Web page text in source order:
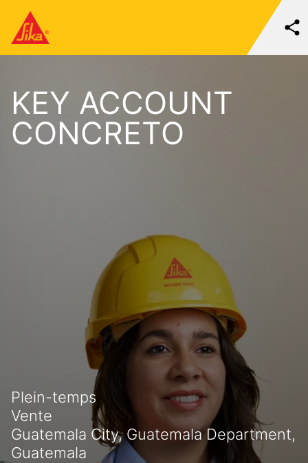
KEY ACCOUNT
CONCRETO
Plein-temps
Vente
Guatemala City, Guatemala Department,
Guatemala